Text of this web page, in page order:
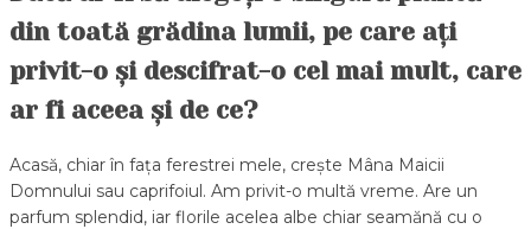
din toată grădina lumii, pe care ați
privit-o și descifrat-o cel mai mult, care
ar fi aceea și de ce?
Acasă, chiar în fața ferestrei mele, crește Mâna Maicii
Domnului sau caprifoiul. Am privit-o multă vreme. Are un
parfum splendid, iar florile acelea albe chiar seamănă cu o